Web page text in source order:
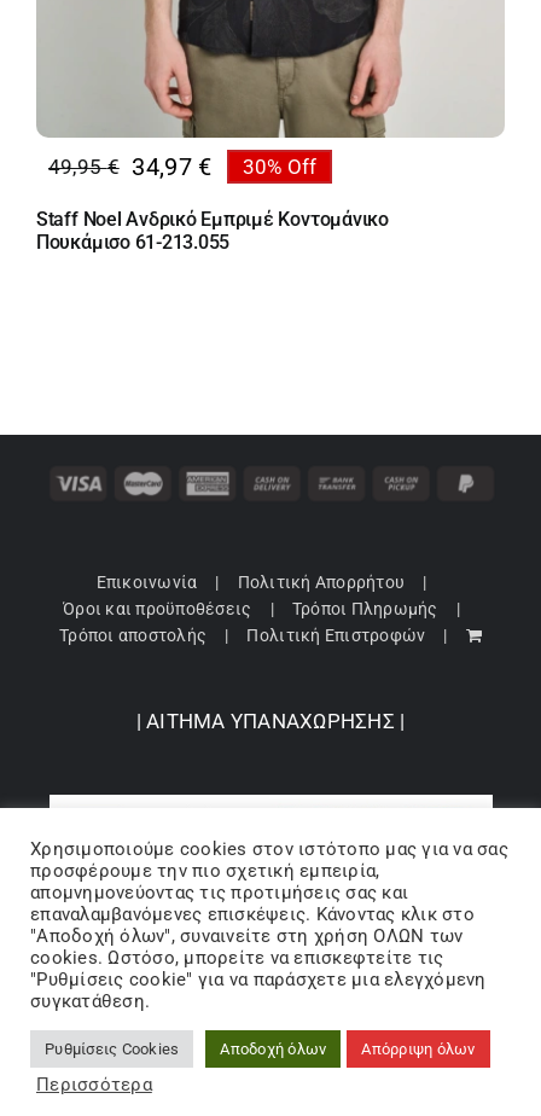
49,95€
Original
price
was:
34,97 €
Η
τρέχουσα
τιμή
30% Off
Staff Noel Ανδρικό Εμπριμέ Κοντομάνικο
Πουκάμισο 61-213.055
Επικοινωνία
Πολιτική Απορρήτου
Όροι και προϋποθέσεις
Τρόποι Πληρωμής
Τρόποι αποστολής
Πολιτική Επιστροφών
| ΑΙΤΗΜΑ ΥΠΑΝΑΧΩΡΗΣΗΣ |
Copyright 2024 © Barbopoulos store - All Rights Reserved |
Χρησιμοποιούμε cookies στον ιστότοπo μας για να σας
προσφέρουμε την πιο σχετική εμπειρία,
απομνημονεύοντας τις προτιμήσεις σας και
επαναλαμβανόμενες επισκέψεις. Κάνοντας κλικ στο
"Αποδοχή όλων", συναινείτε στη χρήση ΟΛΩΝ των
cookies. Ωστόσο, μπορείτε να επισκεφτείτε τις
"Ρυθμίσεις cookie" για να παράσχετε μια ελεγχόμενη
συγκατάθεση.
Ρυθμίσεις Cookies Αποδοχή όλων Απόρριψη όλων
Περισσότερα